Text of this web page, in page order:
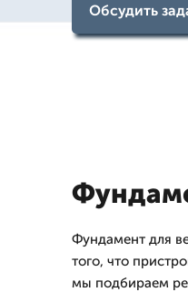
Обсудить
Фундамент для
того, что
мы подбираем